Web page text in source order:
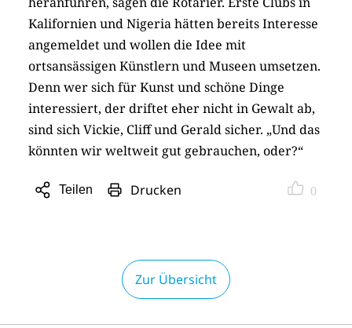
Kalifornien und Nigeria hätten bereits Interesse
angemeldet und wollen die Idee mit
ortsansässigen Künstlern und Museen umsetzen.
Denn wer sich für Kunst und schöne Dinge
interessiert, der driftet eher nicht in Gewalt ab,
sind sich Vickie, Cliff und Gerald sicher. „Und das
könnten wir weltweit gut gebrauchen, oder?“
Teilen
Sharing
Drucken 0
Zur Übersicht